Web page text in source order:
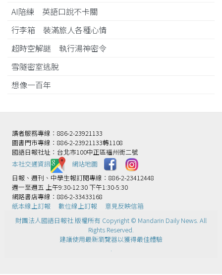
AI陪練 英語口說不卡關
行李箱 裝滿旅人各種心情
超時空解謎 執行湯神密令
雪隧密室逃脫
想像一百年
讀者服務專線：886-2-23921133
圖書門市專線：886-2-23921133轉1108
國語日報社址：台北市100中正區福州街二號
本社交通資訊️
網站地圖
日報、週刊、中學生報訂閱專線：886-2-23412448
週一至週五 上午9:30-12:30 下午1:30-5:30
網路書店專線：886-2-33433168
紙本線上訂報
數位線上訂報
意見反映信箱
財團法人國語日報社 版權所有 Copyright © Mandarin Daily News. All
Rights Reserved.
建議使用最新瀏覽器以獲得最佳體驗
.